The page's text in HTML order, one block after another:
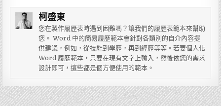
柯盛東
您在製作履歷表時遇到困難嗎？讓我們的履歷表範本來幫助
您。 Word 中的簡易履歷範本會針對各類別的自介內容提
供建議，例如，從技能到學歷，再到經歷等等。若要個人化
Word 履歷範本，只要在現有文字上輸入，然後依您的需求
設計即可，這些都是個方便使用的範本。